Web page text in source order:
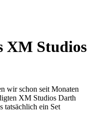
XM Studios
wir schon seit Monaten
XM Studios Darth
tatsächlich ein Set